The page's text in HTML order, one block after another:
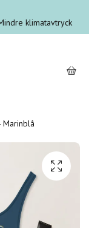
klimatavtryck
Marinblå